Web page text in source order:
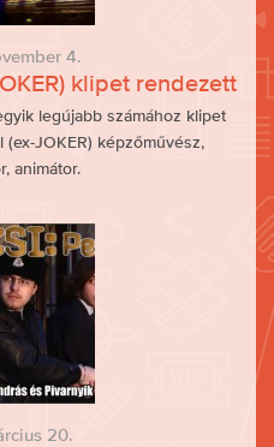
4.
klipet rendezett
legújabb számához klipet
JOKER) képzőművész,
animátor.
20.